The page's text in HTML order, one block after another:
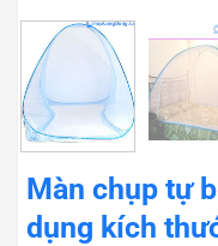
Màn chụp tự
dụng kích